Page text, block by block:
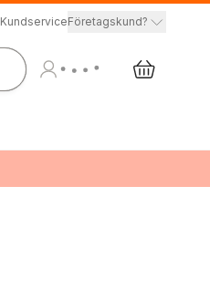
KundserviceFöretagskund?